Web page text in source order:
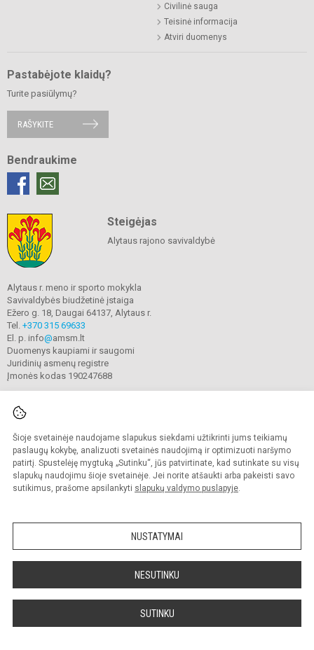
Šioje svetainėje naudojame slapukus siekdami užtikrinti jums teikiamų
paslaugų kokybę, analizuoti svetainės naudojimą ir optimizuoti naršymo
patirtį. Spustelėję mygtuką „Sutinku“, jūs patvirtinate, kad sutinkate su visų
slapukų naudojimu šioje svetainėje. Jei norite atšaukti arba pakeisti savo
sutikimus, prašome apsilankyti slapukų valdymo puslapyje.
NUSTATYMAI
NESUTINKU
SUTINKU
Civilinė sauga
Teisinė informacija
Atviri duomenys
Pastabėjote klaidų?
Turite pasiūlymų?
RAŠYKITE
Bendraukime
Steigėjas
Alytaus rajono savivaldybė
Alytaus r. meno ir sporto mokykla
Savivaldybės biudžetinė įstaiga
Ežero g. 18, Daugai 64137, Alytaus r.
Tel. +370 315 69633
El. p. info@amsm.lt
Duomenys kaupiami ir saugomi
Juridinių asmenų registre
Įmonės kodas 190247688
© 2020. Alytaus r. meno ir sporto mokykla. Visos teisės saugomos.
Kopijuoti turinį be raštiško mokyklos sutikimo griežtai draudžiama.
Prieinamumo paraiška Slapukų valdymas
Sumanus būdas atnaujinti